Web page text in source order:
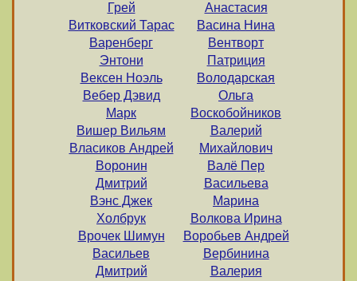
Грей
Витковский Тарас
Варенберг
Энтони
Вексен Ноэль
Вебер Дэвид
Марк
Вишер Вильям
Власиков Андрей
Воронин
Дмитрий
Вэнс Джек
Холбрук
Врочек Шимун
Васильев
Дмитрий
Анастасия
Васина Нина
Вентворт
Патриция
Володарская
Ольга
Воскобойников
Валерий
Михайлович
Валё Пер
Васильева
Марина
Волкова Ирина
Воробьев Андрей
Вербинина
Валерия